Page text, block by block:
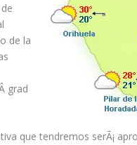
de la
grad
que tendremos serÃ¡